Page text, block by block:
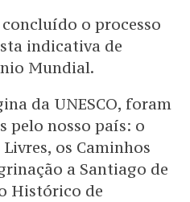
o processo
indicativa de
Mundial.
da UNESCO, foram
pelo nosso país: o
os Caminhos
a Santiago de
Histórico de